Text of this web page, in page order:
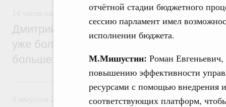
отчётной стадии бюджетного
сессию парламент имел
исполнении бюджета.
М.Мишустин: Роман
повышению эффективности
ресурсами с помощью внедрения
соответствующих платформ,
Среднее профессиональное образование
Дмитрий Чернышенко: В колледжи и
уже более 3,2 млн заявлений –
больше, чем за аналогичный период
Регулирование в сфере строительства